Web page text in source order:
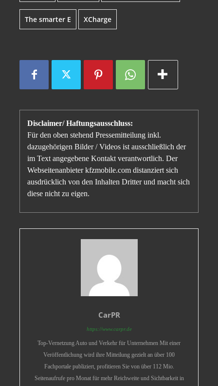
The smarter E XCharge
Disclaimer/ Haftungsausschluss:
Für den oben stehend Pressemitteilung inkl.
dazugehörigen Bilder / Videos ist ausschließlich der
im Text angegebene Kontakt verantwortlich. Der
Webseitenanbieter kfzmobile.com distanziert sich
ausdrücklich von den Inhalten Dritter und macht sich
diese nicht zu eigen.
CarPR
https://www.carpr.de
Top-Vernetzung Auto und Verkehr für Unternehmen Mit einer
Veröffentlichung wird ihre Mitteilung gezielt an über 100
Fachportale publiziert, profitieren Sie von über 112 Mio.
Seitenaufrufe pro Monat für mehr Reichweite und Sichtbarkeit in